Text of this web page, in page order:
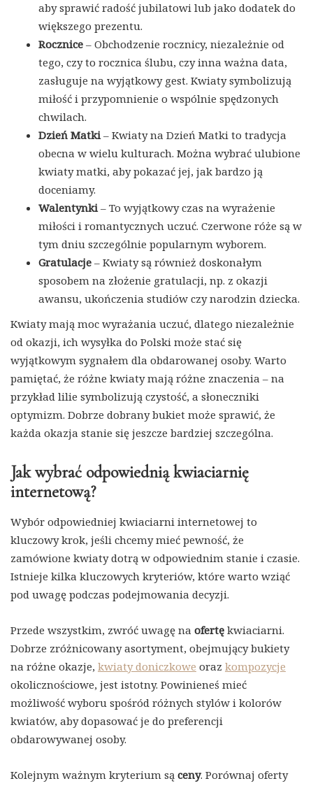
aby sprawić radość jubilatowi lub jako dodatek do
większego prezentu.
Rocznice – Obchodzenie rocznicy, niezależnie od
tego, czy to rocznica ślubu, czy inna ważna data,
zasługuje na wyjątkowy gest. Kwiaty symbolizują
miłość i przypomnienie o wspólnie spędzonych
chwilach.
Dzień Matki– Kwiaty na Dzień Matki to tradycja
obecna w wielu kulturach. Można wybrać ulubione
kwiaty matki, aby pokazać jej, jak bardzo ją
doceniamy.
Walentynki– To wyjątkowy czas na wyrażenie
miłości i romantycznych uczuć. Czerwone róże są w
tym dniu szczególnie popularnym wyborem.
Gratulacje – Kwiaty są również doskonałym
sposobem na złożenie gratulacji, np. z okazji
awansu, ukończenia studiów czy narodzin dziecka.
Kwiaty mają moc wyrażania uczuć, dlatego niezależnie
od okazji, ich wysyłka do Polski może stać się
wyjątkowym sygnałem dla obdarowanej osoby. Warto
pamiętać, że różne kwiaty mają różne znaczenia – na
przykład lilie symbolizują czystość, a słoneczniki
optymizm. Dobrze dobrany bukiet może sprawić, że
każda okazja stanie się jeszcze bardziej szczególna.
Jak wybrać odpowiednią kwiaciarnię
internetową?
Wybór odpowiedniej kwiaciarni internetowej to
kluczowy krok, jeśli chcemy mieć pewność, że
zamówione kwiaty dotrą w odpowiednim stanie i czasie.
Istnieje kilka kluczowych kryteriów, które warto wziąć
pod uwagę podczas podejmowania decyzji.
Przede wszystkim, zwróć uwagę na ofertę kwiaciarni.
Dobrze zróżnicowany asortyment, obejmujący bukiety
na różne okazje, kwiaty doniczkowe oraz kompozycje
okolicznościowe, jest istotny. Powinieneś mieć
możliwość wyboru spośród różnych stylów i kolorów
kwiatów, aby dopasować je do preferencji
obdarowywanej osoby.
Kolejnym ważnym kryterium są ceny. Porównaj oferty